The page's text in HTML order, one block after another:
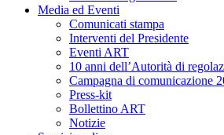
Media ed Eventi
Comunicati stampa
Interventi del Presidente
Eventi ART
10 anni dell’Autorità di
Campagna di comunicazione
Press-kit
Bollettino ART
Notizie